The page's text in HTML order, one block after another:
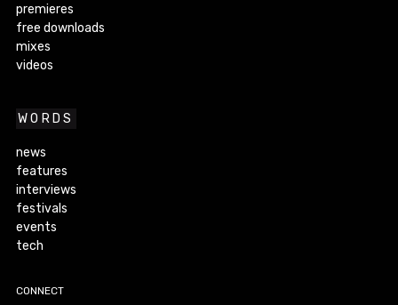
premieres
free downloads
mixes
videos
WORDS
news
features
interviews
festivals
events
tech
CONNECT